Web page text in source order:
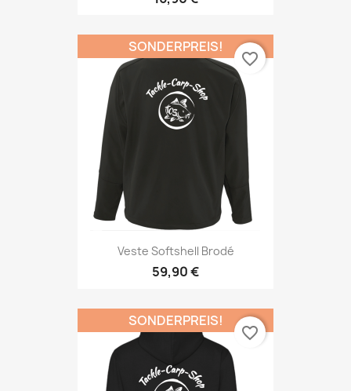
Veste Softshell Brodé
59,90 €
SONDERPREIS!
favorite_border
SONDERPREIS!
favorite_border